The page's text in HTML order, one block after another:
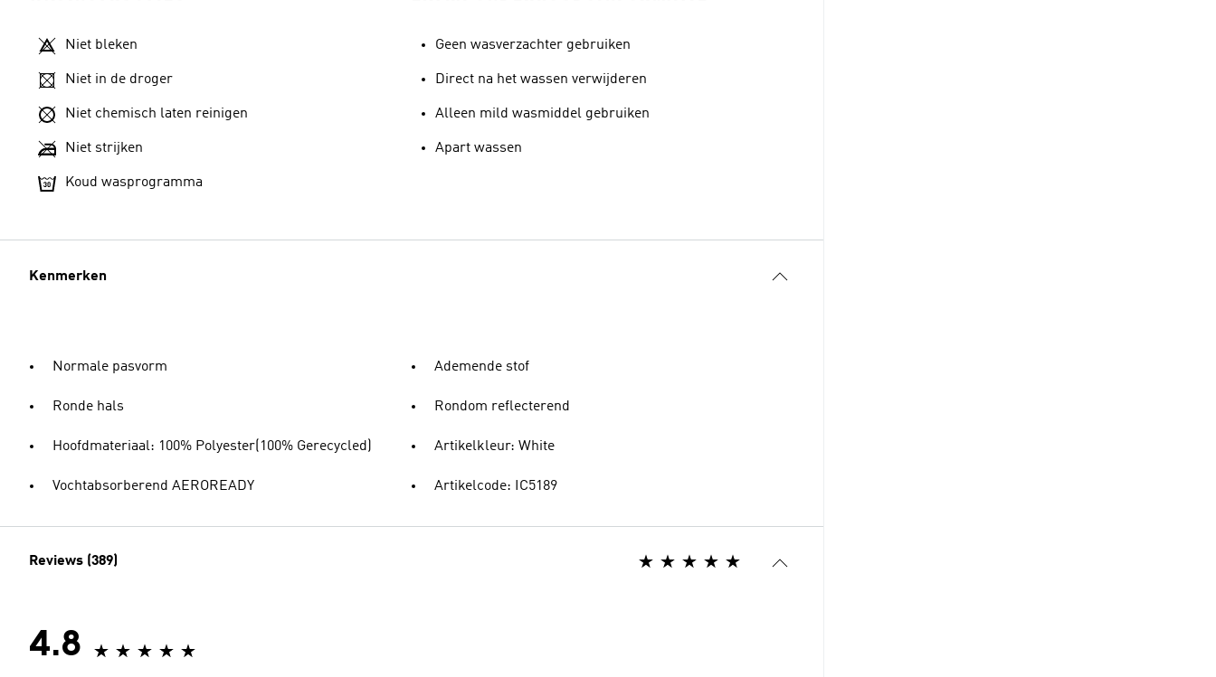
Niet bleken
Niet in de droger
Niet chemisch laten reinigen
Niet strijken
Koud wasprogramma
Geen wasverzachter gebruiken
Direct na het wassen verwijderen
Alleen mild wasmiddel gebruiken
Apart wassen
Kenmerken
Normale pasvorm
Ronde hals
Hoofdmateriaal: 100% Polyester(100% Gerecycled)
Vochtabsorberend AEROREADY
Ademende stof
Rondom reflecterend
Artikelkleur: White
Artikelcode: IC5189
Reviews (389)
4.8